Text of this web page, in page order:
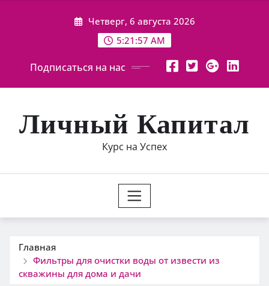
Четверг, 6 августа 2026
5:21:58 AM
Подписаться на нас
Личный Капитал
Курс на Успех
Главная
Фильтры для очистки воды от извести из
скважины для дома и дачи